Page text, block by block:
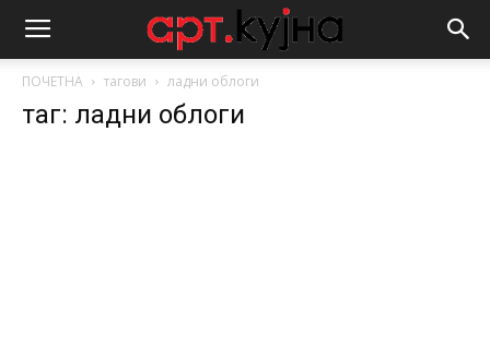
ПОЧЕТНА тагови ладни облоги
таг: ладни облоги